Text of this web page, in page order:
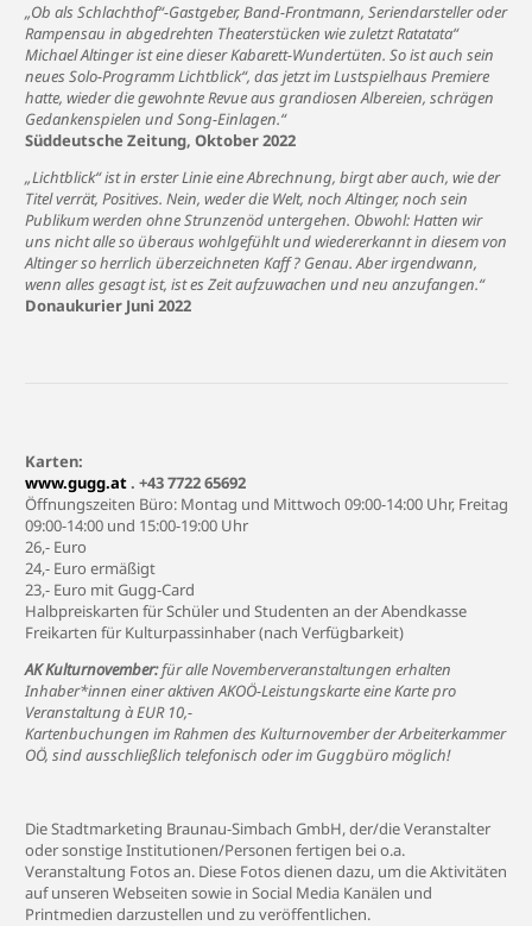
„Ob als Schlachthof“-Gastgeber, Band-Frontmann, Seriendarsteller oder
Rampensau in abgedrehten Theaterstücken wie zuletzt Ratatata“
Michael Altinger ist eine dieser Kabarett-Wundertüten. So ist auch sein
neues Solo-Programm Lichtblick“, das jetzt im Lustspielhaus Premiere
hatte, wieder die gewohnte Revue aus grandiosen Albereien, schrägen
Gedankenspielen und Song-Einlagen.“
Süddeutsche Zeitung, Oktober 2022
„Lichtblick“ ist in erster Linie eine Abrechnung, birgt aber auch, wie der
Titel verrät, Positives. Nein, weder die Welt, noch Altinger, noch sein
Publikum werden ohne Strunzenöd untergehen. Obwohl: Hatten wir
uns nicht alle so überaus wohlgefühlt und wiedererkannt in diesem von
Altinger so herrlich überzeichneten Kaff ? Genau. Aber irgendwann,
wenn alles gesagt ist, ist es Zeit aufzuwachen und neu anzufangen.“
Donaukurier Juni 2022
Karten:
www.gugg.at. +43 7722 65692
Öffnungszeiten Büro: Montag und Mittwoch 09:00-14:00 Uhr, Freitag
09:00-14:00 und 15:00-19:00 Uhr
26,- Euro
24,- Euro ermäßigt
23,- Euro mit Gugg-Card
Halbpreiskarten für Schüler und Studenten an der Abendkasse
Freikarten für Kulturpassinhaber (nach Verfügbarkeit)
AK Kulturnovember:für alle Novemberveranstaltungen erhalten
Inhaber*innen einer aktiven AKOÖ-Leistungskarte eine Karte pro
Veranstaltung à EUR 10,-
Kartenbuchungen im Rahmen des Kulturnovember der Arbeiterkammer
OÖ, sind ausschließlich telefonisch oder im Guggbüro möglich!
Die Stadtmarketing Braunau-Simbach GmbH, der/die Veranstalter
oder sonstige Institutionen/Personen fertigen bei o.a.
Veranstaltung Fotos an. Diese Fotos dienen dazu, um die Aktivitäten
auf unseren Webseiten sowie in Social Media Kanälen und
Printmedien darzustellen und zu veröffentlichen.